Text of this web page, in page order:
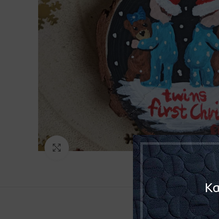
Click to enlarge